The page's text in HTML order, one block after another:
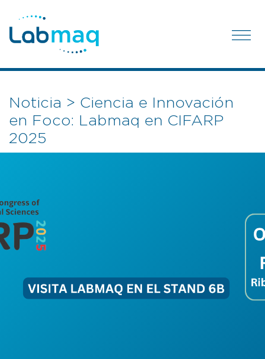
Noticia > Ciencia e Innovación
en Foco: Labmaq en CIFARP
2025